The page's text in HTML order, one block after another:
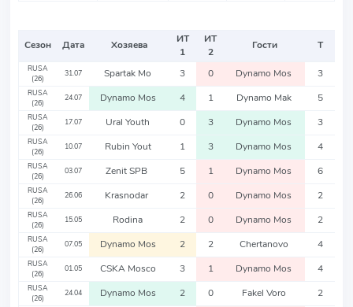
Сезон Дата Хозяева
ИТ
1
ИТ
2
Гости Т
RUSA
(26)
31.07 Spartak Mo 3 0 Dynamo Mos 3
RUSA
(26)
24.07 Dynamo Mos 4 1 Dynamo Mak 5
RUSA
(26)
17.07 Ural Youth 0 3 Dynamo Mos 3
RUSA
(26)
10.07 Rubin Yout 1 3 Dynamo Mos 4
RUSA
(26)
03.07 Zenit SPB 5 1 Dynamo Mos 6
RUSA
(26)
26.06 Krasnodar 2 0 Dynamo Mos 2
RUSA
(26)
15.05 Rodina 2 0 Dynamo Mos 2
RUSA
(26)
07.05 Dynamo Mos 2 2 Chertanovo 4
RUSA
(26)
01.05 CSKA Mosco 3 1 Dynamo Mos 4
RUSA
(26)
24.04 Dynamo Mos 2 0 Fakel Voro 2